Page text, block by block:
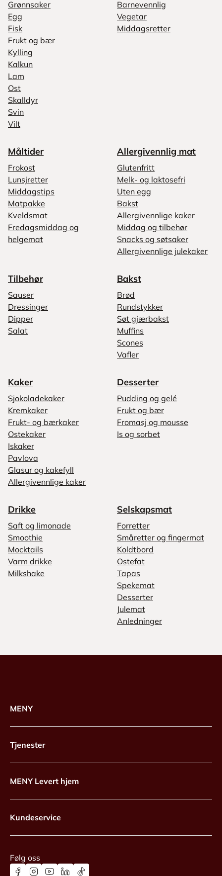
Grønnsaker
Egg
Fisk
Frukt og bær
Kylling
Kalkun
Lam
Ost
Skalldyr
Svin
Vilt
Barnevennlig
Vegetar
Middagsretter
Måltider
Frokost
Lunsjretter
Middagstips
Matpakke
Kveldsmat
Fredagsmiddag og
helgemat
Allergivennlig mat
Glutenfritt
Melk- og laktosefri
Uten egg
Bakst
Allergivennlige kaker
Middag og tilbehør
Snacks og søtsaker
Allergivennlige julekaker
Tilbehør
Sauser
Dressinger
Dipper
Salat
Bakst
Brød
Rundstykker
Søt gjærbakst
Muffins
Scones
Vafler
Kaker
Sjokoladekaker
Kremkaker
Frukt- og bærkaker
Ostekaker
Iskaker
Pavlova
Glasur og kakefyll
Allergivennlige kaker
Desserter
Pudding og gelé
Frukt og bær
Fromasj og mousse
Is og sorbet
Drikke
Saft og limonade
Smoothie
Mocktails
Varm drikke
Milkshake
Selskapsmat
Forretter
Småretter og fingermat
Koldtbord
Ostefat
Tapas
Spekemat
Desserter
Julemat
Anledninger
MENY
Tjenester
MENY Levert hjem
Kundeservice
Følg oss